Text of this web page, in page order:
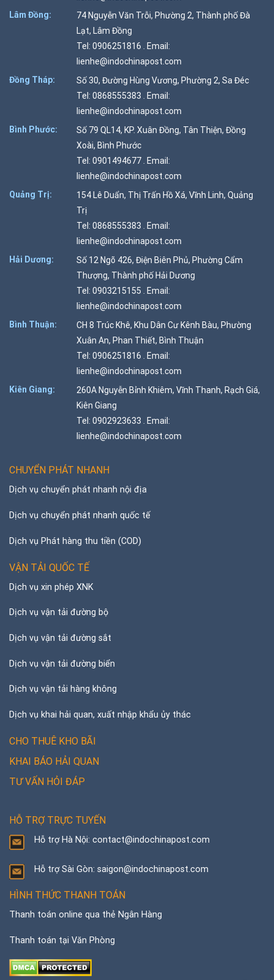
Lâm Đồng:
74 Nguyễn Văn Trỗi, Phường 2, Thành phố Đà
Lạt, Lâm Đồng
Tel: 0906251816 . Email:
lienhe@indochinapost.com
Đồng Tháp:
Số 30, Đường Hùng Vương, Phường 2, Sa Đéc
Tel: 0868555383 . Email:
lienhe@indochinapost.com
Bình Phước:
Số 79 QL14, KP. Xuân Đồng, Tân Thiện, Đồng
Xoài, Bình Phước
Tel: 0901494677 . Email:
lienhe@indochinapost.com
Quảng Trị:
154 Lê Duẩn, Thị Trấn Hồ Xá, Vĩnh Linh, Quảng
Trị
Tel: 0868555383 . Email:
lienhe@indochinapost.com
Hải Dương:
Số 12 Ngõ 426, Điện Biên Phủ, Phường Cẩm
Thượng, Thành phố Hải Dương
Tel: 0903215155 . Email:
lienhe@indochinapost.com
Bình Thuận:
CH 8 Trúc Khê, Khu Dân Cư Kênh Bàu, Phường
Xuân An, Phan Thiết, Bình Thuận
Tel: 0906251816 . Email:
lienhe@indochinapost.com
Kiên Giang:
260A Nguyễn Bỉnh Khiêm, Vĩnh Thanh, Rạch Giá,
Kiên Giang
Tel: 0902923633 . Email:
lienhe@indochinapost.com
CHUYỂN PHÁT NHANH
Dịch vụ chuyển phát nhanh nội địa
Dịch vụ chuyển phát nhanh quốc tế
Dịch vụ Phát hàng thu tiền (COD)
VẬN TẢI QUỐC TẾ
Dịch vụ xin phép XNK
Dịch vụ vận tải đường bộ
Dịch vụ vận tải đường sắt
Dịch vụ vận tải đường biển
Dịch vụ vận tải hàng không
Dịch vụ khai hải quan, xuất nhập khẩu ủy thác
CHO THUÊ KHO BÃI
KHAI BÁO HẢI QUAN
TƯ VẤN HỎI ĐÁP
HỖ TRỢ TRỰC TUYẾN
Hỗ trợ Hà Nội: contact@indochinapost.com
Hỗ trợ Sài Gòn: saigon@indochinapost.com
HÌNH THỨC THANH TOÁN
Thanh toán online qua thẻ Ngân Hàng
Thanh toán tại Văn Phòng